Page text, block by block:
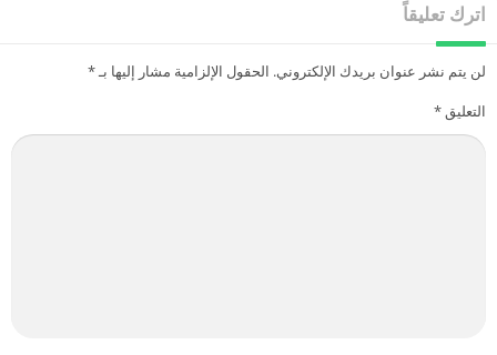
اترك تعليقاً
لن يتم نشر عنوان بريدك الإلكتروني. الحقول الإلزامية مشار إليها بـ*
التعليق*